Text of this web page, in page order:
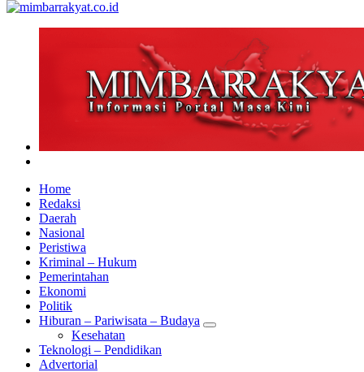
Home
Redaksi
Daerah
Nasional
Peristiwa
Kriminal – Hukum
Pemerintahan
Ekonomi
Politik
Hiburan – Pariwisata – Budaya
Kesehatan
Teknologi – Pendidikan
Advertorial